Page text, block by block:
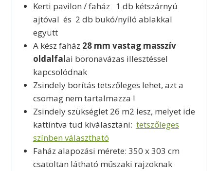
Kerti pavilon / faház 1 db kétszárnyú
ajtóval és 2 db bukó/nyíló ablakkal
együtt
A kész faház 28 mm vastag masszív
oldalfalai boronavázas illesztéssel
kapcsolódnak
Zsindely borítás tetszőleges lehet, azt a
csomag nem tartalmazza !
Zsindely szükséglet 26 m2 lesz, melyet ide
kattintva tud kiválasztani: tetszőleges
színben választható
Faház alapozási mérete: 350 x 303 cm
csatoltan látható műszaki rajzoknak